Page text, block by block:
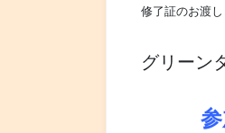
修了証のお渡
グリーン